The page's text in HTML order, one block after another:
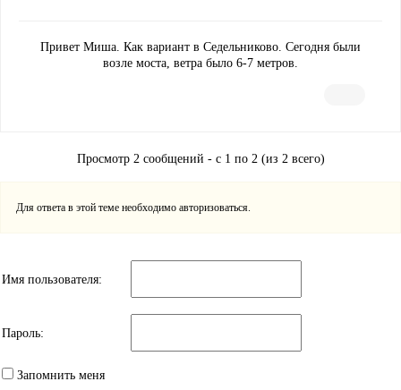
Привет Миша. Как вариант в Седельниково. Сегодня были
возле моста, ветра было 6-7 метров.
Просмотр 2 сообщений - с 1 по 2 (из 2 всего)
Для ответа в этой теме необходимо авторизоваться.
Имя пользователя:
Пароль:
Запомнить меня